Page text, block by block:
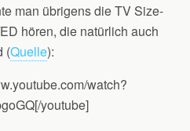
man übrigens die TV Size-
hören, die natürlich auch
(Quelle):
watch?
youtube]